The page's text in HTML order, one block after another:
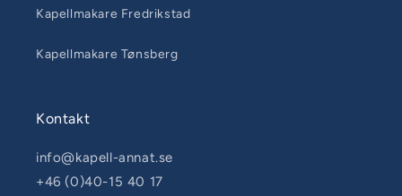
Kapellmakare Fredrikstad
Kapellmakare Tønsberg
Kontakt
info@kapell-annat.se
+46 (0)40-15 40 17